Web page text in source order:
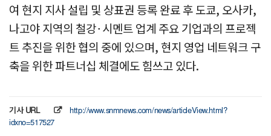
여 현지 지사 설립 및 상표권 등록 완료 후 도쿄, 오사카,
나고야 지역의 철강･시멘트 업계 주요 기업과의 프로젝
트 추진을 위한 협의 중에 있으며, 현지 영업 네트워크 구
축을 위한 파트너십 체결에도 힘쓰고 있다.
기사 URL
http://www.snmnews.com/news/articleView.html?
idxno=517527